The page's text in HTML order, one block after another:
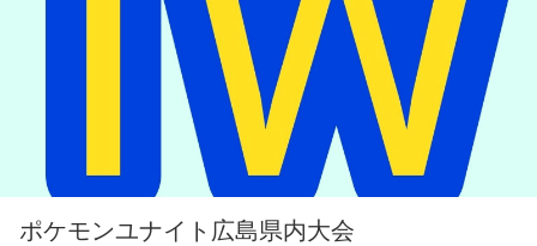
ポケモンユナイト広島県内大会